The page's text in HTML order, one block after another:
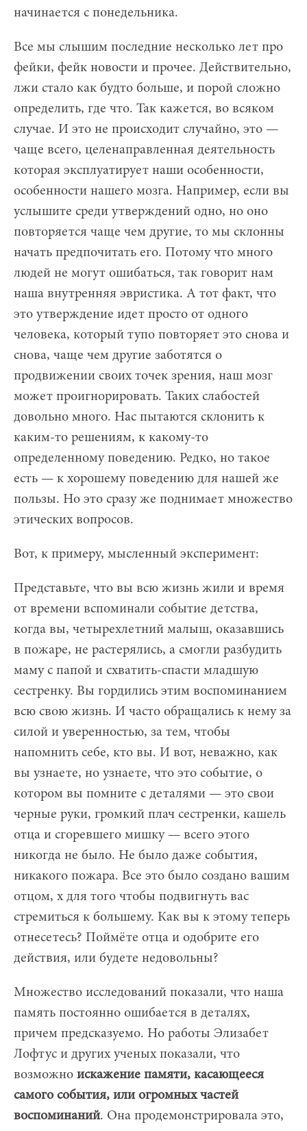
начинается с понедельника.
Все мы слышим последние несколько лет про
фейки, фейк новости и прочее. Действительно,
лжи стало как будто больше, и порой сложно
определить, где что. Так кажется, во всяком
случае. И это не происходит случайно, это —
чаще всего, целенаправленная деятельность
которая эксплуатирует наши особенности,
особенности нашего мозга. Например, если вы
услышите среди утверждений одно, но оно
повторяется чаще чем другие, то мы склонны
начать предпочитать его. Потому что много
людей не могут ошибаться, так говорит нам
наша внутренняя эвристика. А тот факт, что
это утверждение идет просто от одного
человека, который тупо повторяет это снова и
снова, чаще чем другие заботятся о
продвижении своих точек зрения, наш мозг
может проигнорировать. Таких слабостей
довольно много. Нас пытаются склонить к
каким-то решениям, к какому-то
определенному поведению. Редко, но такое
есть — к хорошему поведению для нашей же
пользы. Но это сразу же поднимает множество
этических вопросов.
Вот, к примеру, мысленный эксперимент:
Представьте, что вы всю жизнь жили и время
от времени вспоминали событие детства,
когда вы, четырехлетний малыш, оказавшись
в пожаре, не растерялись, а смогли разбудить
маму с папой и схватить-спасти младшую
сестренку. Вы гордились этим воспоминанием
всю свою жизнь. И часто обращались к нему за
силой и уверенностью, за тем, чтобы
напомнить себе, кто вы. И вот, неважно, как
вы узнаете, но узнаете, что это событие, о
котором вы помните с деталями — это свои
черные руки, громкий плач сестренки, кашель
отца и сгоревшего мишку — всего этого
никогда не было. Не было даже события,
никакого пожара. Все это было создано вашим
отцом, х для того чтобы подвигнуть вас
стремиться к большему. Как вы к этому теперь
отнесетесь? Поймёте отца и одобрите его
действия, или будете недовольны?
Множество исследований показали, что наша
память постоянно ошибается в деталях,
причем предсказуемо. Но работы Элизабет
Лофтус и других ученых показали, что
возможно искажение памяти, касающееся
самого события, или огромных частей
воспоминаний. Она продемонстрировала это,